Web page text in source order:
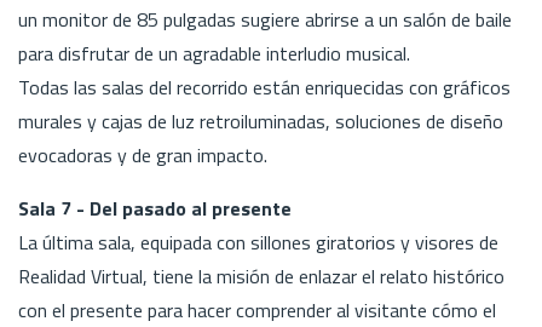
un monitor de 85 pulgadas sugiere abrirse a un salón de baile
para disfrutar de un agradable interludio musical.
Todas las salas del recorrido están enriquecidas con gráficos
murales y cajas de luz retroiluminadas, soluciones de diseño
evocadoras y de gran impacto.
Sala 7 - Del pasado al presente
La última sala, equipada con sillones giratorios y visores de
Realidad Virtual, tiene la misión de enlazar el relato histórico
con el presente para hacer comprender al visitante cómo el